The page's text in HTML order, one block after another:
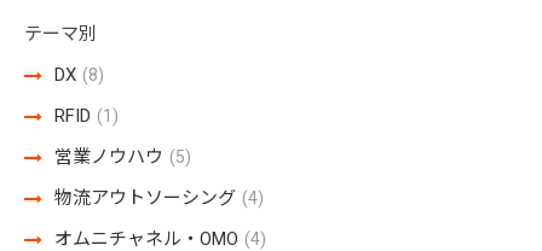
テーマ別
DX (8)
RFID (1)
営業ノウハウ (5)
物流アウトソーシング (4)
オムニチャネル・OMO (4)